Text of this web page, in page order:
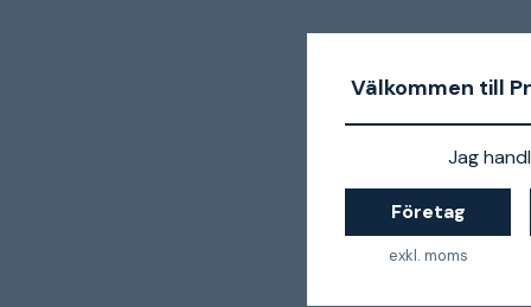
Välkommen till
Jag
Företag
exkl. moms